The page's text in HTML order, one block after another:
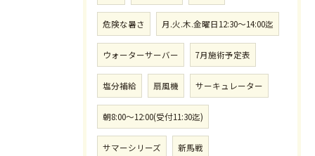
危険な暑さ 月.火.木.金曜日12:30〜14:00迄
ウォーターサーバー 7月施術予定表
塩分補給 扇風機 サーキュレーター
朝8:00〜12:00(受付11:30迄)
サマーシリーズ 新馬戦